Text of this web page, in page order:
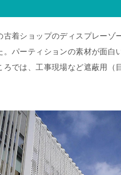
古着ショップのディスプレーゾ
パーティションの素材が面白
ろでは、工事現場など遮蔽用（